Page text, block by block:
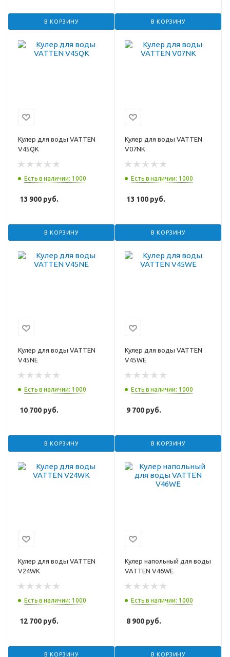
В КОРЗИНУ В КОРЗИНУ
Кулер для воды VATTEN
V45QK
Есть в наличии: 1000
13 900 руб.
В КОРЗИНУ
Кулер для воды VATTEN
V07NK
Есть в наличии: 1000
13 100 руб.
В КОРЗИНУ
Кулер для воды VATTEN
V45NE
Есть в наличии: 1000
10 700 руб.
В КОРЗИНУ
Кулер для воды VATTEN
V45WE
Есть в наличии: 1000
9 700 руб.
В КОРЗИНУ
Кулер для воды VATTEN
V24WK
Есть в наличии: 1000
12 700 руб.
В КОРЗИНУ
Кулер напольный для воды
VATTEN V46WE
Есть в наличии: 1000
8 900 руб.
В КОРЗИНУ